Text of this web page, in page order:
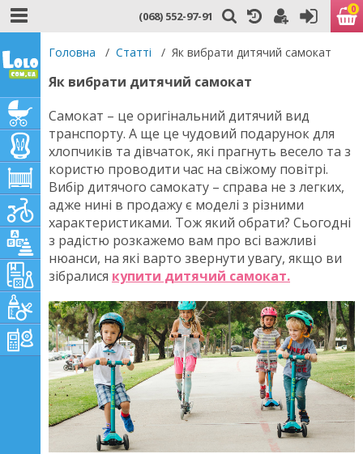
(068) 552-97-91 0
Головна / Статті / Як вибрати дитячий самокат
Як вибрати дитячий самокат
Самокат – це оригінальний дитячий вид
транспорту. А ще це чудовий подарунок для
хлопчиків та дівчаток, які прагнуть весело та з
користю проводити час на свіжому повітрі.
Вибір дитячого самокату – справа не з легких,
адже нині в продажу є моделі з різними
характеристиками. Тож який обрати? Сьогодні
з радістю розкажемо вам про всі важливі
нюанси, на які варто звернути увагу, якщо ви
зібралися купити дитячий самокат.